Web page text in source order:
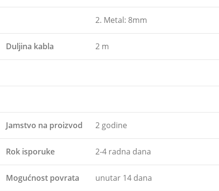
2. Metal: 8mm
Duljina kabla 2 m
Jamstvo na proizvod 2 godine
Rok isporuke 2-4 radna dana
Mogućnost povrata unutar 14 dana